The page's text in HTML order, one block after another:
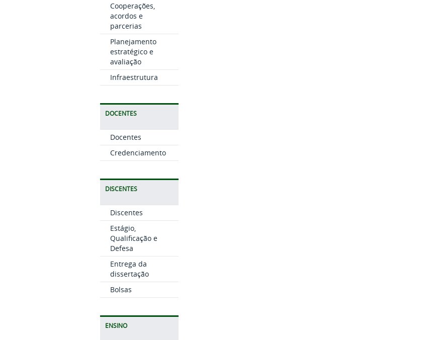
Cooperações,
acordos e
parcerias
Planejamento
estratégico e
avaliação
Infraestrutura
DOCENTES
Docentes
Credenciamento
DISCENTES
Discentes
Estágio,
Qualificação e
Defesa
Entrega da
dissertação
Bolsas
ENSINO